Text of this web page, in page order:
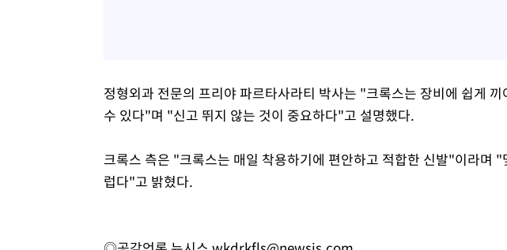
정형외과 전문의 프리야 파르타사라티 박사는 "크록스는 장비에 쉽게
수 있다"며 "신고 뛰지 않는 것이 중요하다"고 설명했다.
크록스 측은 "크록스는 매일 착용하기에 편안하고 적합한 신발"이라며
럽다"고 밝혔다.